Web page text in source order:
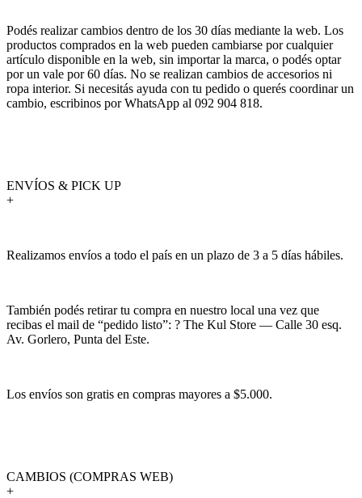
Podés realizar cambios dentro de los 30 días mediante la web. Los
productos comprados en la web pueden cambiarse por cualquier
artículo disponible en la web, sin importar la marca, o podés optar
por un vale por 60 días. No se realizan cambios de accesorios ni
ropa interior. Si necesitás ayuda con tu pedido o querés coordinar un
cambio, escribinos por WhatsApp al 092 904 818.
ENVÍOS & PICK UP
+
Realizamos envíos a todo el país en un plazo de 3 a 5 días hábiles.
También podés retirar tu compra en nuestro local una vez que
recibas el mail de “pedido listo”: ? The Kul Store — Calle 30 esq.
Av. Gorlero, Punta del Este.
Los envíos son gratis en compras mayores a $5.000.
CAMBIOS (COMPRAS WEB)
+